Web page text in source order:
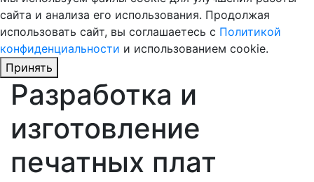
сайта и анализа его использования. Продолжая
использовать сайт, вы соглашаетесь с Политикой
конфиденциальности и использованием cookie.
Принять
Разработка и
изготовление
печатных плат